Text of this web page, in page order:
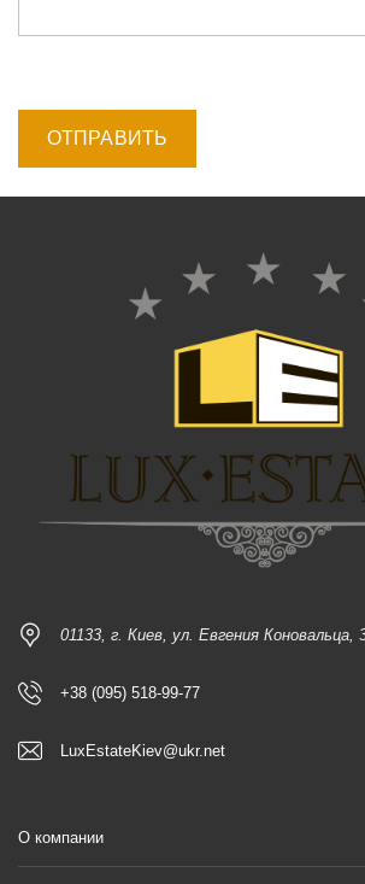
01133, г. Киев, ул. Евгения
+38 (095) 518-99-77
LuxEstateKiev@ukr.net
О компании